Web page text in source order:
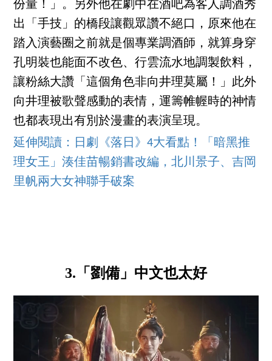
份量！」。另外他在劇中在酒吧為客人調酒秀
出「手技」的橋段讓觀眾讚不絕口，原來他在
踏入演藝圈之前就是個專業調酒師，就算身穿
孔明裝也能面不改色、行雲流水地調製飲料，
讓粉絲大讚「這個角色非向井理莫屬！」此外
向井理被歌聲感動的表情，運籌帷幄時的神情
也都表現出有別於漫畫的表演呈現。
延伸閱讀：日劇《落日》4大看點！「暗黑推
理女王」湊佳苗暢銷書改編，北川景子、吉岡
里帆兩大女神聯手破案
3.「劉備」中文也太好